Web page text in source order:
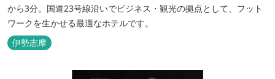
から3分。国道23号線沿いでビジネス・観光の拠点として、フット
ワークを生かせる最適なホテルです。
伊勢志摩